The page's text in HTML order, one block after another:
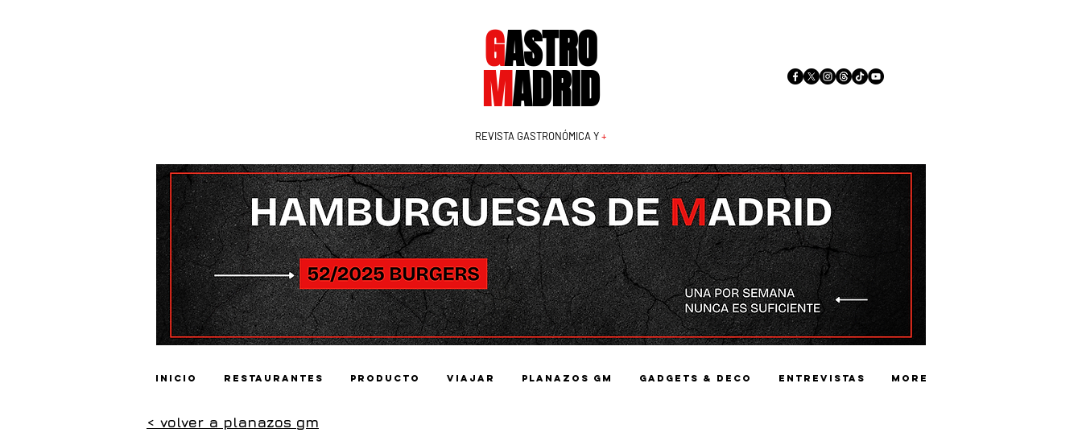
GASTRO
MADRID
REVISTA GASTRONÓMICA Y+
Inicio Restaurantes Producto Viajar Planazos GM Gadgets & Deco Entrevistas More
< volver a planazos gm